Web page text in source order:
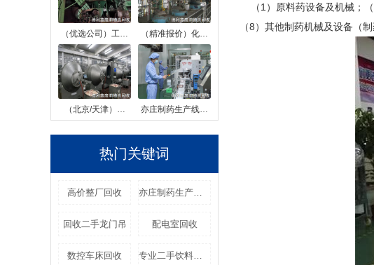
（优选公司）工… （精准报价）化…
（北京/天津）… 亦庄制药生产线…
热门关键词
高价整厂回收 亦庄制药生产线回收
回收二手龙门吊 配电室回收
数控车床回收 专业二手饮料设备回收
（1）原料药设备及机械；（
（8）其他制药机械及设备（制